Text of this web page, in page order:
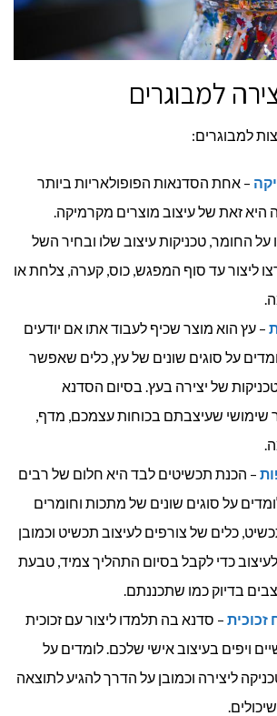
למבוגרים:
– אחת הסדנאות הפופולאריות ביותר
היא זאת של עיצוב מוצרים מקרמיקה.
החומר, טכניקות עיצוב שלו ובחיר השל
ליצור עד סוף המפגש, כוס, קערה, צלחת או
– עץ הוא מוצר שכיף לעבוד אתו אם יודעים
על סוגים שונים של עץ, כלים שאפשר
של יצירה בעץ. בסיום הסדנא
שימושי שעיצבתם בכוחות עצמכם, מדף,
– הכנת תכשיטים לבד היא חלום של רבים
על סוגים שונים של מתכות וחומרים
כלים של צורפים לעיצוב תכשיט וכמובן
לעיצוב כדי לקבל בסיום התהליך צמיד, טבעת
בדיוק כמו שתכננתם.
זכוכית – סדנא בה תלמדו ליצור עם זכוכית
ויפים בעיצוב אישי שלכם. לומדים על
ליצירה וכמובן על הדרך להגיע לתוצאה